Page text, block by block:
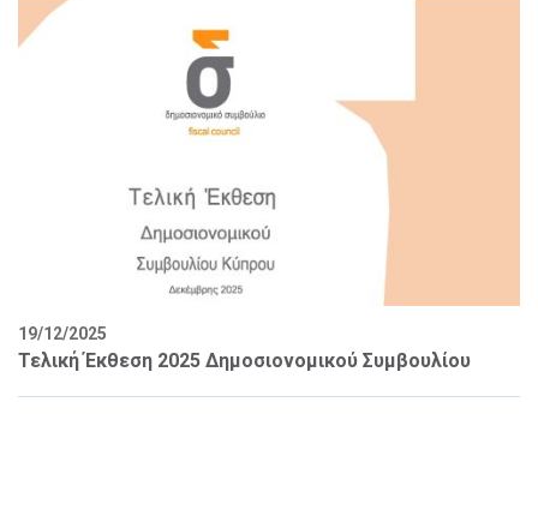
19/12/2025
Τελική Έκθεση 2025 Δημοσιονομικού Συμβουλίου